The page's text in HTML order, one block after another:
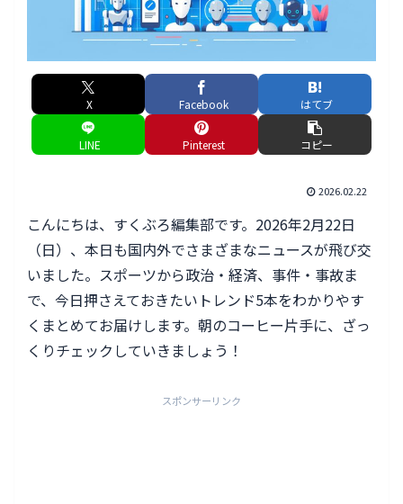
X Facebook はてブ
LINE Pinterest コピー
2026.02.22
こんにちは、すくぶろ編集部です。2026年2月22日
（日）、本日も国内外でさまざまなニュースが飛び交
いました。スポーツから政治・経済、事件・事故ま
で、今日押さえておきたいトレンド5本をわかりやす
くまとめてお届けします。朝のコーヒー片手に、ざっ
くりチェックしていきましょう！
スポンサーリンク